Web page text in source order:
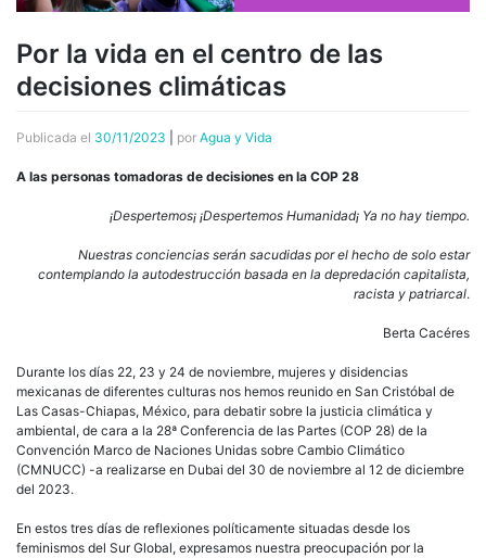
Por la vida en el centro de las
decisiones climáticas
Publicada el 30/11/2023 por Agua y Vida
A las personas tomadoras de decisiones en la COP 28
¡Despertemos¡ ¡Despertemos Humanidad¡ Ya no hay tiempo.
Nuestras conciencias serán sacudidas por el hecho de solo estar
contemplando la autodestrucción basada en la depredación capitalista,
racista y patriarcal.
Berta Cacéres
Durante los días 22, 23 y 24 de noviembre, mujeres y disidencias
mexicanas de diferentes culturas nos hemos reunido en San Cristóbal de
Las Casas-Chiapas, México, para debatir sobre la justicia climática y
ambiental, de cara a la 28ª Conferencia de las Partes (COP 28) de la
Convención Marco de Naciones Unidas sobre Cambio Climático
(CMNUCC) -a realizarse en Dubai del 30 de noviembre al 12 de diciembre
del 2023.
En estos tres días de reflexiones políticamente situadas desde los
feminismos del Sur Global, expresamos nuestra preocupación por la